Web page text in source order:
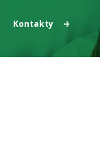
Kontakty